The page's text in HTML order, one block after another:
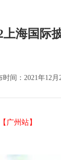
上海国际
时间：2021年12月
【广州站】